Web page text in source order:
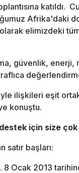
katıldı.
Afrika'daki
elimizdeki
güvenlik,
ilişkileri eşit
konuştu.
için size
satır başları:
Ocak 2013